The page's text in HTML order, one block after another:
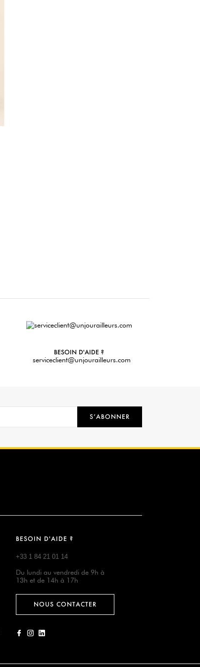
BESOIN D'AIDE ?
serviceclient@unjourailleurs.com
S’ABONNER
BESOIN D'AIDE ?
+33 1 84 21 01 14
Du lundi au vendredi de 9h à
13h et de 14h à 17h
NOUS CONTACTER